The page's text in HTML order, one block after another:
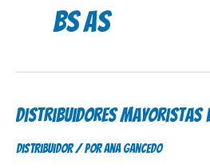
Bs As
Distribuidores Mayoristas
Distribuidor/ PorAna Gancedo
Distribuidores
en